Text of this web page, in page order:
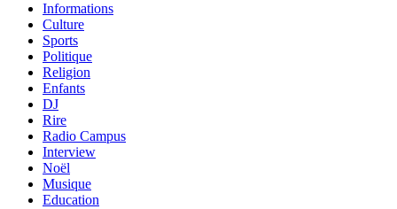
Informations
Culture
Sports
Politique
Religion
Enfants
DJ
Rire
Radio Campus
Interview
Noël
Musique
Education